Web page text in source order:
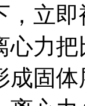
，立
心力
成固